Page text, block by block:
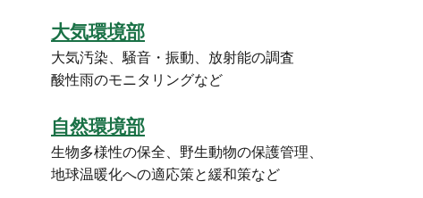
大気環境部
大気汚染、騒音・振動、放射能の調査
酸性雨のモニタリングなど
自然環境部
生物多様性の保全、野生動物の保護管理、
地球温暖化への適応策と緩和策など